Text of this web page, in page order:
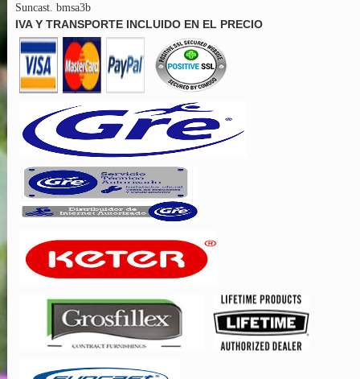
Suncast. bmsa3b
IVA Y TRANSPORTE INCLUIDO EN EL PRECIO